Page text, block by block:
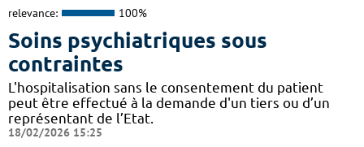
relevance: 100%
Soins psychiatriques sous
contraintes
L'hospitalisation sans le consentement du patient
peut être effectué à la demande d'un tiers ou d’un
représentant de l’Etat.
18/02/2026 15:25